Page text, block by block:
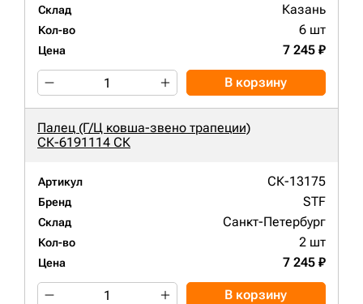
Склад Казань
Кол-во 6 шт
Цена 7 245 ₽
В корзину
Палец (Г/Ц ковша-звено трапеции)
СК-6191114 СК
Артикул СК-13175
Бренд STF
Склад Санкт-Петербург
Кол-во 2 шт
Цена 7 245 ₽
В корзину